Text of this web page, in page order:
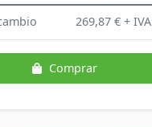
269,87 € + IVA
Comprar